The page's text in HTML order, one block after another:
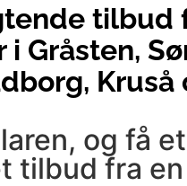
tilbud
Gråsten,
Kruså
og få et
tilbud fra